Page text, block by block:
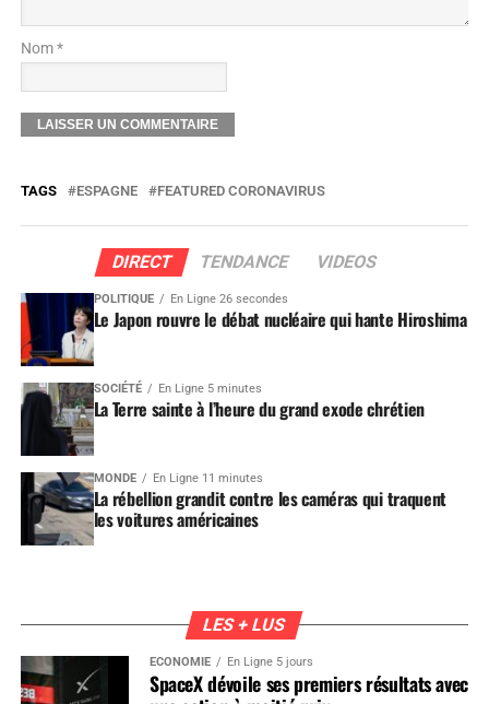
Nom *
TAGS ESPAGNE FEATURED CORONAVIRUS
DIRECT TENDANCE VIDEOS
POLITIQUE En Ligne 26 secondes
Le Japon rouvre le débat nucléaire qui hante Hiroshima
SOCIÉTÉ En Ligne 5 minutes
La Terre sainte à l’heure du grand exode chrétien
MONDE En Ligne 11 minutes
La rébellion grandit contre les caméras qui traquent
les voitures américaines
LES + LUS
ÉCONOMIE En Ligne 5 jours
SpaceX dévoile ses premiers résultats avec